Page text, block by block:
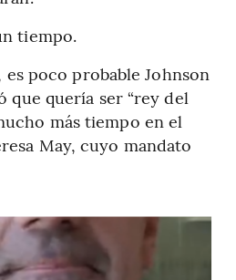
tiempo.
poco probable Johnson
que quería ser “rey del
más tiempo en el
May, cuyo mandato